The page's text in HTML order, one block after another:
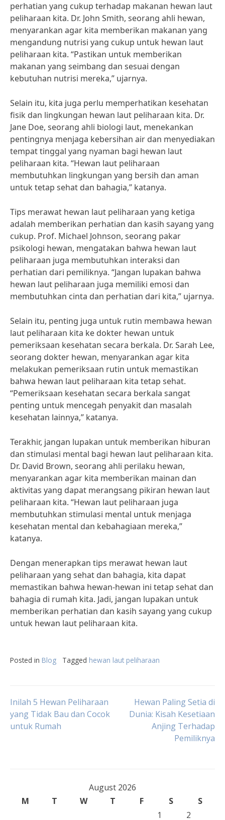
perhatian yang cukup terhadap makanan hewan laut
peliharaan kita. Dr. John Smith, seorang ahli hewan,
menyarankan agar kita memberikan makanan yang
mengandung nutrisi yang cukup untuk hewan laut
peliharaan kita. “Pastikan untuk memberikan
makanan yang seimbang dan sesuai dengan
kebutuhan nutrisi mereka,” ujarnya.
Selain itu, kita juga perlu memperhatikan kesehatan
fisik dan lingkungan hewan laut peliharaan kita. Dr.
Jane Doe, seorang ahli biologi laut, menekankan
pentingnya menjaga kebersihan air dan menyediakan
tempat tinggal yang nyaman bagi hewan laut
peliharaan kita. “Hewan laut peliharaan
membutuhkan lingkungan yang bersih dan aman
untuk tetap sehat dan bahagia,” katanya.
Tips merawat hewan laut peliharaan yang ketiga
adalah memberikan perhatian dan kasih sayang yang
cukup. Prof. Michael Johnson, seorang pakar
psikologi hewan, mengatakan bahwa hewan laut
peliharaan juga membutuhkan interaksi dan
perhatian dari pemiliknya. “Jangan lupakan bahwa
hewan laut peliharaan juga memiliki emosi dan
membutuhkan cinta dan perhatian dari kita,” ujarnya.
Selain itu, penting juga untuk rutin membawa hewan
laut peliharaan kita ke dokter hewan untuk
pemeriksaan kesehatan secara berkala. Dr. Sarah Lee,
seorang dokter hewan, menyarankan agar kita
melakukan pemeriksaan rutin untuk memastikan
bahwa hewan laut peliharaan kita tetap sehat.
“Pemeriksaan kesehatan secara berkala sangat
penting untuk mencegah penyakit dan masalah
kesehatan lainnya,” katanya.
Terakhir, jangan lupakan untuk memberikan hiburan
dan stimulasi mental bagi hewan laut peliharaan kita.
Dr. David Brown, seorang ahli perilaku hewan,
menyarankan agar kita memberikan mainan dan
aktivitas yang dapat merangsang pikiran hewan laut
peliharaan kita. “Hewan laut peliharaan juga
membutuhkan stimulasi mental untuk menjaga
kesehatan mental dan kebahagiaan mereka,”
katanya.
Dengan menerapkan tips merawat hewan laut
peliharaan yang sehat dan bahagia, kita dapat
memastikan bahwa hewan-hewan ini tetap sehat dan
bahagia di rumah kita. Jadi, jangan lupakan untuk
memberikan perhatian dan kasih sayang yang cukup
untuk hewan laut peliharaan kita.
Posted in Blog Tagged hewan laut peliharaan
Post
navigation
Inilah 5 Hewan Peliharaan
yang Tidak Bau dan Cocok
untuk Rumah
Hewan Paling Setia di
Dunia: Kisah Kesetiaan
Anjing Terhadap
Pemiliknya
August 2026
M
T W T F S
S
1
2